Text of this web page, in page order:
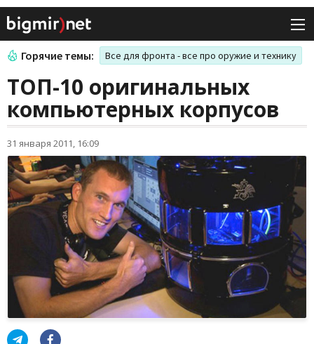
Горячие темы: Все для фронта - все про оружие и технику
ТОП-10 оригинальных
компьютерных корпусов
31 января 2011, 16:09